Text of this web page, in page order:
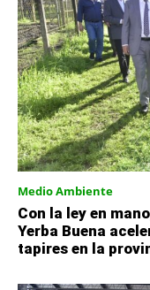
Medio Ambiente
Con la ley en
Yerba Buena
tapires en la